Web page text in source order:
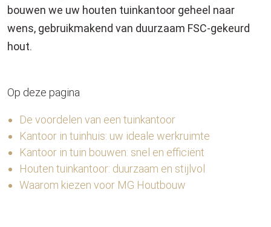
bouwen we uw houten tuinkantoor geheel naar
wens, gebruikmakend van duurzaam FSC-gekeurd
hout.
Op deze pagina
De voordelen van een tuinkantoor
Kantoor in tuinhuis: uw ideale werkruimte
Kantoor in tuin bouwen: snel en efficiënt
Houten tuinkantoor: duurzaam en stijlvol
Waarom kiezen voor MG Houtbouw